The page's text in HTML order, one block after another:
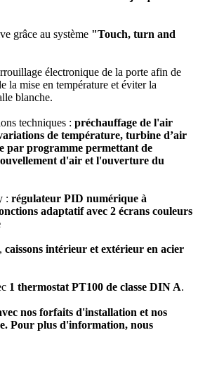
grâce au système "Touch, turn and
électronique de la porte afin de
la mise en température et éviter la
blanche.
techniques : préchauffage de l'air
de température, turbine d’air
par programme permettant de
d'air et l'ouverture du
: régulateur PID numérique à
adaptatif avec 2 écrans couleurs
caissons intérieur et extérieur en acier
1 thermostat PT100 de classe DIN A.
nos forfaits d'installation et nos
Pour plus d'information, nous